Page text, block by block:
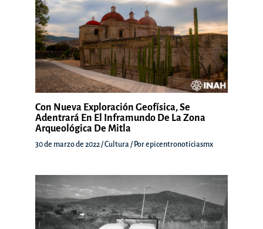
Con Nueva Exploración Geofísica, Se
Adentrará En El Inframundo De La Zona
Arqueológica De Mitla
30 de marzo de 2022/Cultura / Porepicentronoticiasmx